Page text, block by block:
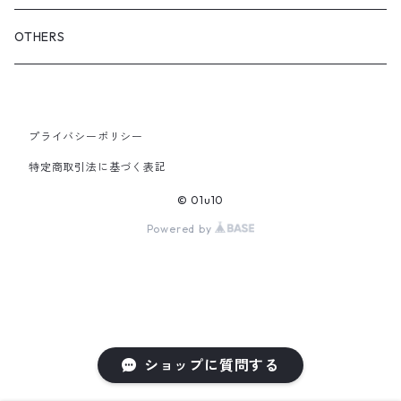
ショップに質問する
iCONOLOGY
OUTER
SHOES & ACCESSORY
OTHERS
プライバシーポリシー
特定商取引法に基づく表記
© 01u10
Powered by